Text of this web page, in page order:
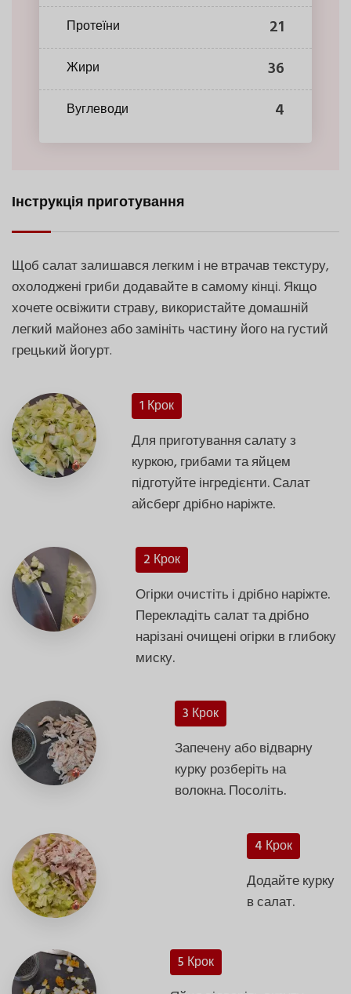
Протеїни 21
Жири 36
Вуглеводи 4
Інструкція приготування
Щоб салат залишався легким і не втрачав текстуру,
охолоджені гриби додавайте в самому кінці. Якщо
хочете освіжити страву, використайте домашній
легкий майонез або замініть частину його на густий
грецький йогурт.
1 Крок
Для приготування салату з
куркою, грибами та яйцем
підготуйте інгредієнти. Салат
айсберг дрібно наріжте.
2 Крок
Огірки очистіть і дрібно наріжте.
Перекладіть салат та дрібно
нарізані очищені огірки в глибоку
миску.
3 Крок
Запечену або відварну
курку розберіть на
волокна. Посоліть.
4 Крок
Додайте курку
в салат.
5 Крок